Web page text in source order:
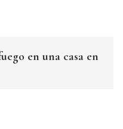
en una casa en